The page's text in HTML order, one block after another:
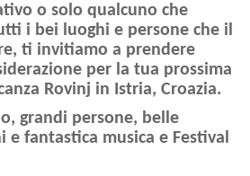
o solo qualcuno che
i bei luoghi e persone che il
ti invitiamo a prendere
per la tua prossima
Rovinj in Istria, Croazia.
grandi persone, belle
e fantastica musica e Festival